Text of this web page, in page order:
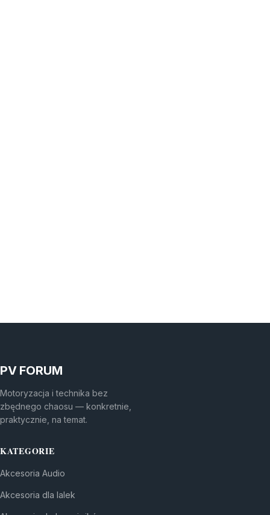
PV FORUM
Motoryzacja i technika bez
zbędnego chaosu — konkretnie,
praktycznie, na temat.
KATEGORIE
Akcesoria Audio
Akcesoria dla lalek